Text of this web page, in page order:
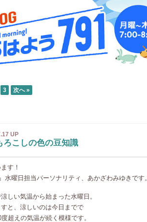
3 次へ »
UP
ろこしの色の豆知識
す！
水曜日担当パーソナリティ、あかざわみゆきです
しい気温から始まった水曜日。
と、涼しいのは今日までで
超えの気温が続く模様です。